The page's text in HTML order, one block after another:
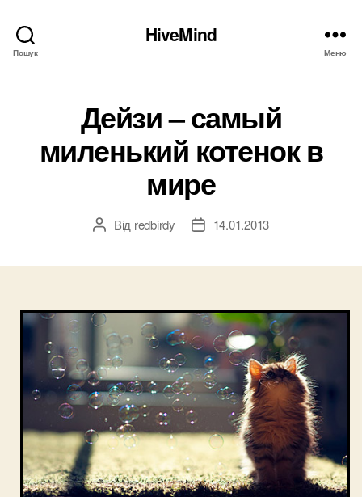
Пошук
HiveMind
Меню
Дейзи – самый
миленький котенок в
мире
Автор
Від redbirdy
Дата14.01.2013